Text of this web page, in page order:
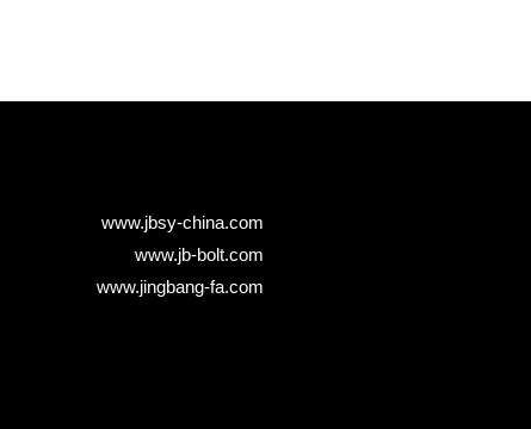
www.jbsy-china.com
www.jb-bolt.com
www.jingbang-fa.com